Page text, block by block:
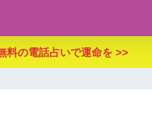
料の電話占いで運命を >>